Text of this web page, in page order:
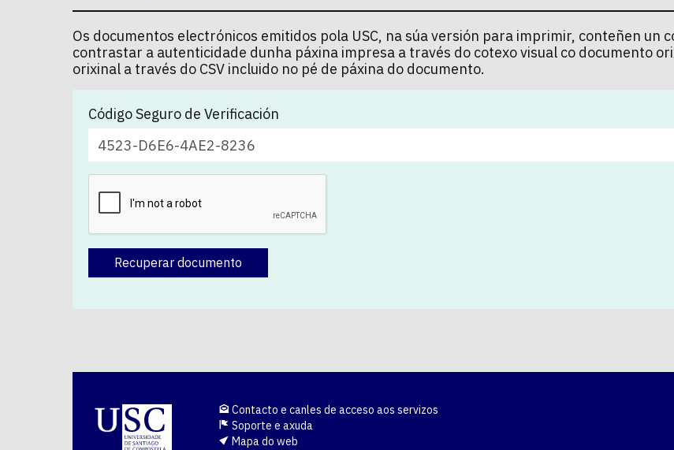
Os documentos electrónicos emitidos pola USC, na súa versión para imprimir, conteñen un
contrastar a autenticidade dunha páxina impresa a través do cotexo visual co documento
orixinal a través do CSV incluido no pé de páxina do documento.
Código Seguro de Verificación
Recuperar documento
Contacto e canles de acceso aos servizos
Soporte e axuda
Mapa do web